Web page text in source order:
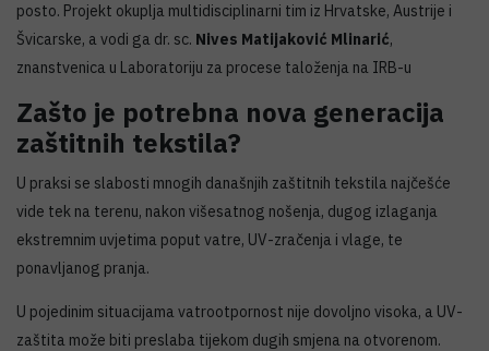
posto. Projekt okuplja multidisciplinarni tim iz Hrvatske, Austrije i
Švicarske, a vodi ga dr. sc. Nives Matijaković Mlinarić,
znanstvenica u Laboratoriju za procese taloženja na IRB-u
Zašto je potrebna nova generacija
zaštitnih tekstila?
U praksi se slabosti mnogih današnjih zaštitnih tekstila najčešće
vide tek na terenu, nakon višesatnog nošenja, dugog izlaganja
ekstremnim uvjetima poput vatre, UV-zračenja i vlage, te
ponavljanog pranja.
U pojedinim situacijama vatrootpornost nije dovoljno visoka, a UV-
zaštita može biti preslaba tijekom dugih smjena na otvorenom.